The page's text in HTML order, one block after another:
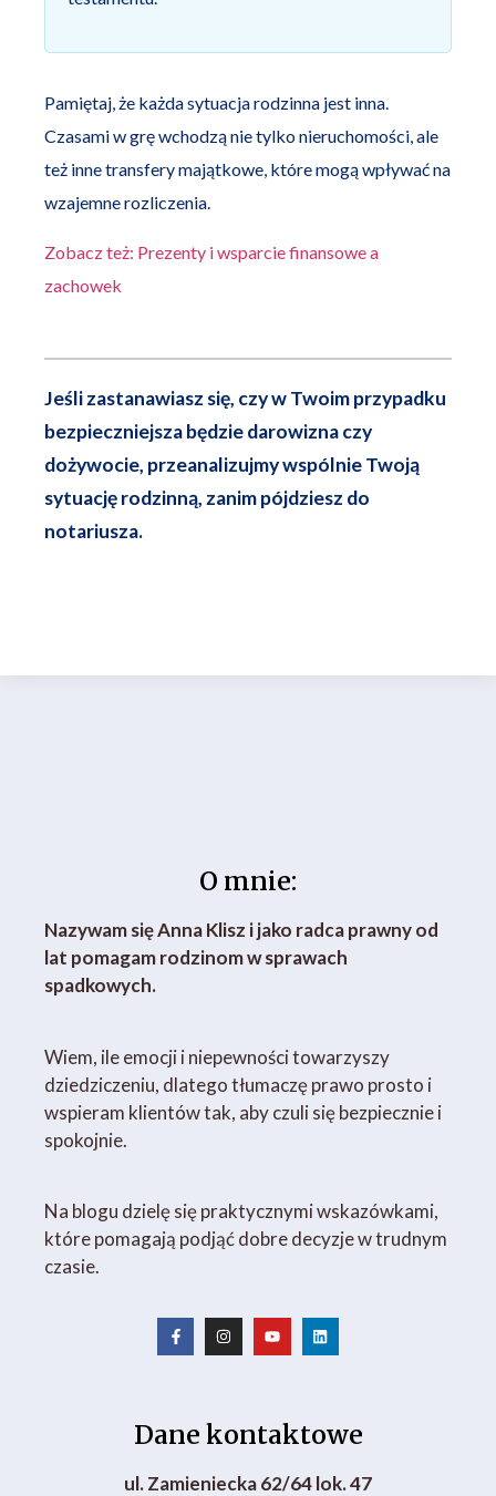
O mnie:
Nazywam się Anna Klisz i jako radca prawny od
lat pomagam rodzinom w sprawach
spadkowych.
Wiem, ile emocji i niepewności towarzyszy
dziedziczeniu, dlatego tłumaczę prawo prosto i
wspieram klientów tak, aby czuli się bezpiecznie i
spokojnie.
Na blogu dzielę się praktycznymi wskazówkami,
które pomagają podjąć dobre decyzje w trudnym
czasie.
Dane kontaktowe
ul. Zamieniecka 62/64 lok. 47
Pamiętaj, że każda sytuacja rodzinna jest inna.
Czasami w grę wchodzą nie tylko nieruchomości, ale
też inne transfery majątkowe, które mogą wpływać na
wzajemne rozliczenia.
Zobacz też: Prezenty i wsparcie finansowe a
zachowek
Jeśli zastanawiasz się, czy w Twoim przypadku
bezpieczniejsza będzie darowizna czy
dożywocie, przeanalizujmy wspólnie Twoją
sytuację rodzinną, zanim pójdziesz do
notariusza.